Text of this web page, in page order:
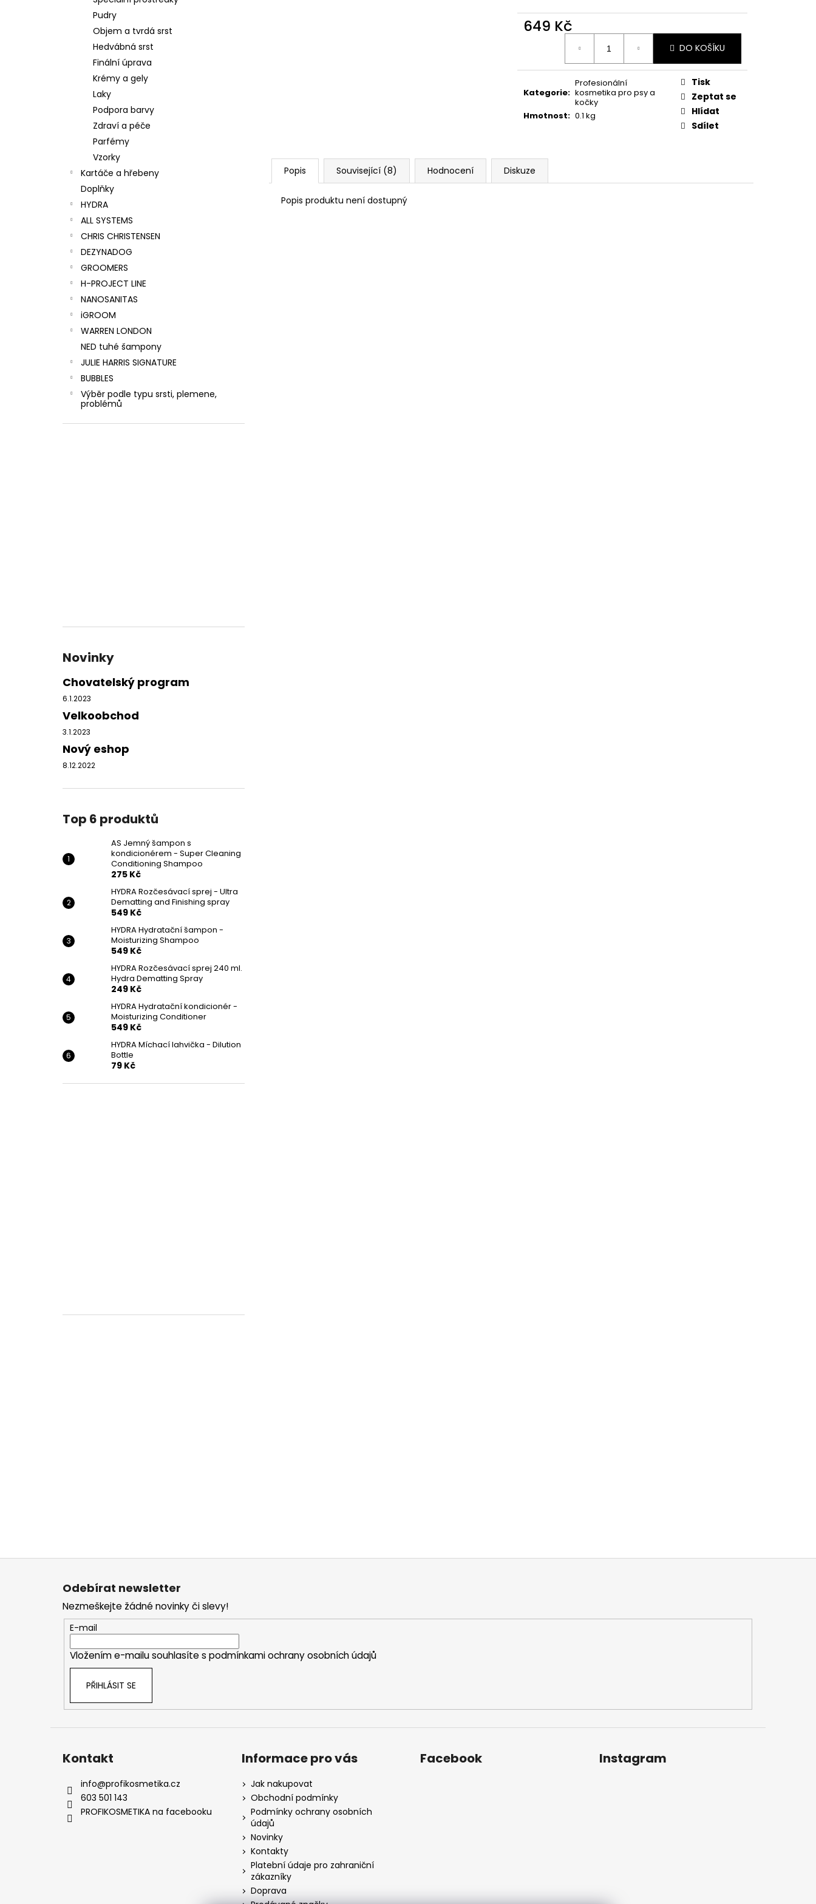
Pudry
Objem a tvrdá srst
Hedvábná srst
Finální úprava
Krémy a gely
Laky
Podpora barvy
Zdraví a péče
Parfémy
Vzorky
Kartáče a hřebeny
Doplňky
HYDRA
ALL SYSTEMS
CHRIS CHRISTENSEN
DEZYNADOG
GROOMERS
H-PROJECT LINE
NANOSANITAS
iGROOM
WARREN LONDON
NED tuhé šampony
JULIE HARRIS SIGNATURE
BUBBLES
Výběr podle typu srsti, plemene,
problémů
Novinky
Chovatelský program
6.1.2023
Velkoobchod
3.1.2023
Nový eshop
8.12.2022
Top 6 produktů
AS Jemný šampon s
kondicionérem - Super Cleaning
Conditioning Shampoo
275 Kč
HYDRA Rozčesávací sprej - Ultra
Dematting and Finishing spray
549 Kč
HYDRA Hydratační šampon -
Moisturizing Shampoo
549 Kč
HYDRA Rozčesávací sprej 240 ml.
Hydra Dematting Spray
249 Kč
HYDRA Hydratační kondicionér -
Moisturizing Conditioner
549 Kč
HYDRA Míchací lahvička - Dilution
Bottle
79 Kč
649 Kč
DO KOŠÍKU
Kategorie:
Profesionální
kosmetika pro psy a
kočky
Hmotnost: 0.1 kg
Tisk
Zeptat se
Hlídat
Sdílet
Popis Související (8) Hodnocení Diskuze
Popis produktu není dostupný
SHAMPOO
275 Kč
Odebírat newsletter
Nezmeškejte žádné novinky či slevy!
E-mail
Vložením e-mailu souhlasíte s podmínkami ochrany osobních údajů
PŘIHLÁSIT SE
Kontakt
info@profikosmetika.cz
603 501 143
PROFIKOSMETIKA na facebooku
Informace pro vás
Jak nakupovat
Obchodní podmínky
Podmínky ochrany osobních
údajů
Novinky
Kontakty
Platební údaje pro zahraniční
zákazníky
Doprava
Facebook Instagram